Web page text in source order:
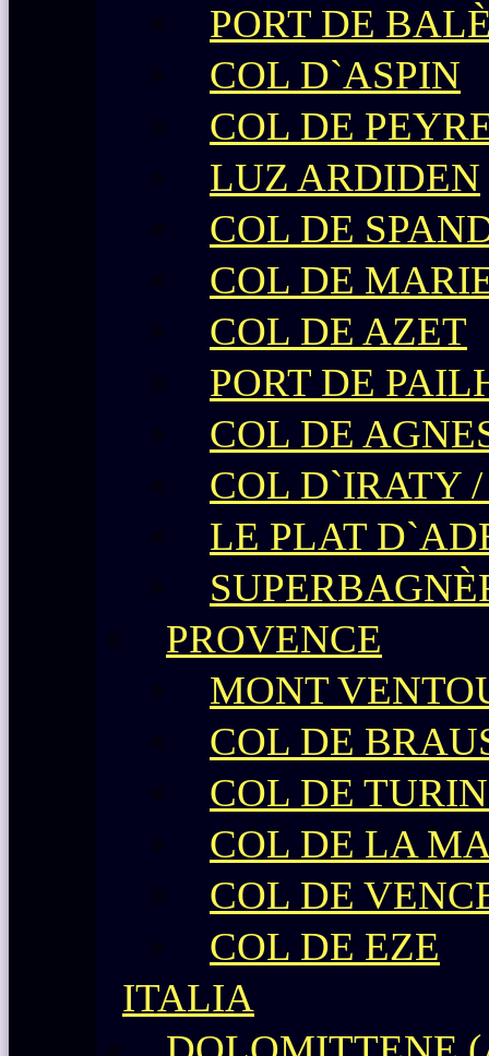
PORT DE
COL D`ASPIN
COL DE
LUZ ARDIDEN
COL DE
COL DE
COL DE AZET
PORT DE
COL DE
COL D`IRATY
LE PLAT
PROVENCE
MONT
COL DE
COL DE
COL DE LA
COL DE
COL DE EZE
ITALIA